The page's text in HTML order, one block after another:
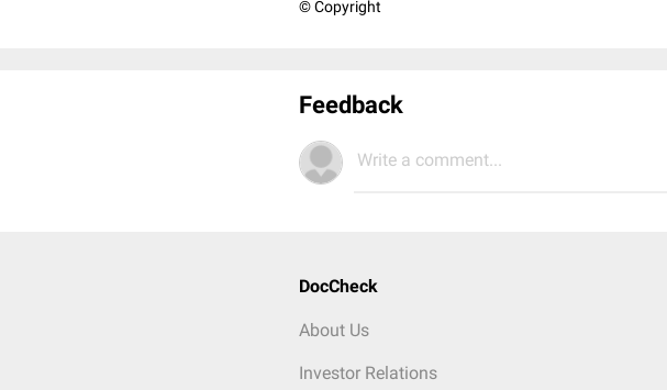
© Copyright
Feedback
Write a comment...
DocCheck
About Us
Investor Relations